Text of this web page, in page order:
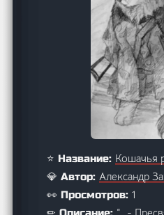
⭐ Название: Кошачья
💎 Автор:Александр
👀 Просмотров:1